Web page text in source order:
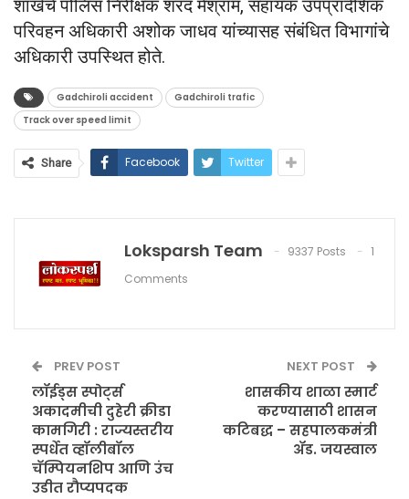
शाखेचे पोलिस निरीक्षक शरद मेश्राम, सहायक उपप्रादेशिक
परिवहन अधिकारी अशोक जाधव यांच्यासह संबंधित विभागांचे
अधिकारी उपस्थित होते.
Gadchiroli accident
Gadchiroli trafic
Track over speed limit
Share Facebook Twitter
Loksparsh Team 9337 Posts
1
Comments
PREV POST
लॉईड्स स्पोर्ट्स
अकादमीची दुहेरी क्रीडा
कामगिरी : राज्यस्तरीय
स्पर्धेत व्हॉलीबॉल
चॅम्पियनशिप आणि उंच
उडीत रौप्यपदक
NEXT POST
शासकीय शाळा स्मार्ट
करण्यासाठी शासन
कटिबद्ध – सहपालकमंत्री
ॲड. जयस्वाल